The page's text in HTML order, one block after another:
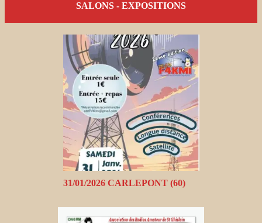
SALONS - EXPOSITIONS
31/01/2026 CARLEPONT (60)